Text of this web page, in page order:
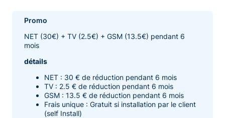
Promo
NET (30€) + TV (2.5€) + GSM (13.5€) pendant 6
mois
détails
NET : 30 € de réduction pendant 6 mois
TV : 2.5 € de réduction pendant 6 mois
GSM : 13.5 € de réduction pendant 6 mois
Frais unique : Gratuit si installation par le client
(self Install)